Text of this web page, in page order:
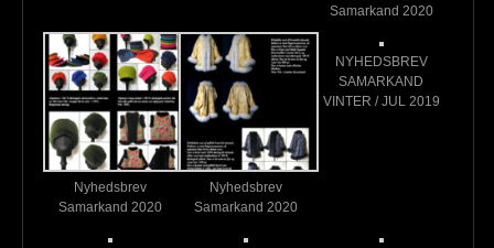
Samarkand 2020
Nyhedsbrev
Samarkand 2020
Nyhedsbrev
Samarkand 2020
NYHEDSBREV
SAMARKAND
VINTER / JUL 2019